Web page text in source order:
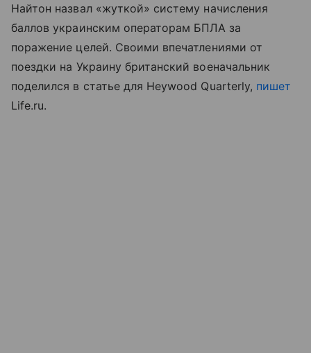
Найтон назвал «жуткой» систему начисления
баллов украинским операторам БПЛА за
поражение целей. Своими впечатлениями от
поездки на Украину британский военачальник
поделился в статье для Heywood Quarterly, пишет
Life.ru.